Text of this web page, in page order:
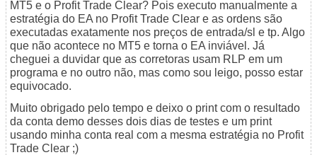
MT5 e o Profit Trade Clear? Pois executo manualmente a
estratégia do EA no Profit Trade Clear e as ordens são
executadas exatamente nos preços de entrada/sl e tp. Algo
que não acontece no MT5 e torna o EA inviável. Já
cheguei a duvidar que as corretoras usam RLP em um
programa e no outro não, mas como sou leigo, posso estar
equivocado.
Muito obrigado pelo tempo e deixo o print com o resultado
da conta demo desses dois dias de testes e um print
usando minha conta real com a mesma estratégia no Profit
Trade Clear ;)